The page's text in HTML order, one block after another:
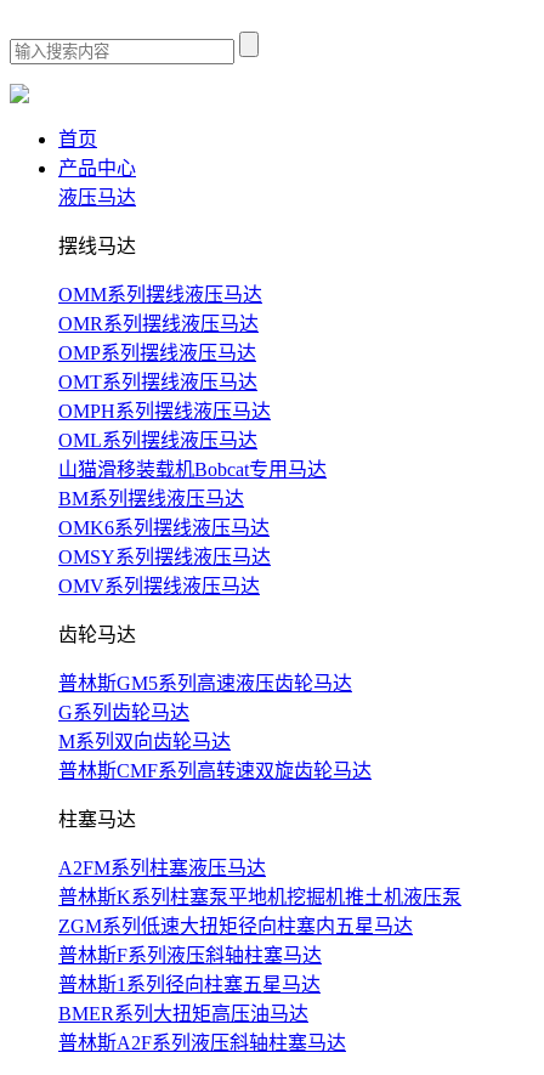
首页
产品中心
液压马达
摆线马达
OMM系列摆线液压马达
OMR系列摆线液压马达
OMP系列摆线液压马达
OMT系列摆线液压马达
OMPH系列摆线液压马达
OML系列摆线液压马达
山猫滑移装载机Bobcat专用马达
BM系列摆线液压马达
OMK6系列摆线液压马达
OMSY系列摆线液压马达
OMV系列摆线液压马达
齿轮马达
普林斯GM5系列高速液压齿轮马达
G系列齿轮马达
M系列双向齿轮马达
普林斯CMF系列高转速双旋齿轮马达
柱塞马达
A2FM系列柱塞液压马达
普林斯K系列柱塞泵平地机挖掘机推土机液压泵
ZGM系列低速大扭矩径向柱塞内五星马达
普林斯F系列液压斜轴柱塞马达
普林斯1系列径向柱塞五星马达
BMER系列大扭矩高压油马达
普林斯A2F系列液压斜轴柱塞马达